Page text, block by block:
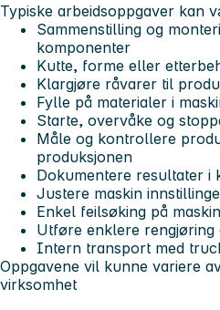
Typiske arbeidsoppgaver kan
Sammenstilling og
komponenter
Kutte, forme eller
Klargjøre råvarer til
Fylle på materialer i
Starte, overvåke og
Måle og kontrollere
produksjonen
Dokumentere resultater i
Justere maskin
Enkel feilsøking på
Utføre enklere rengjøring
Intern transport med
Oppgavene vil kunne variere
virksomhet